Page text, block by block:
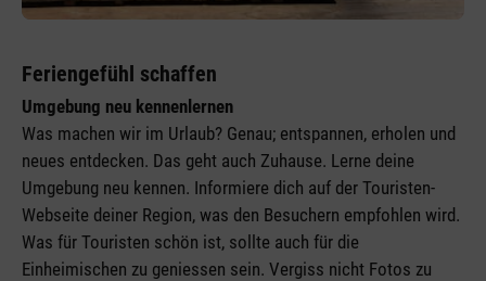
Feriengefühl schaffen
Umgebung neu kennenlernen
Was machen wir im Urlaub? Genau; entspannen, erholen und
neues entdecken. Das geht auch Zuhause. Lerne deine
Umgebung neu kennen. Informiere dich auf der Touristen-
Webseite deiner Region, was den Besuchern empfohlen wird.
Was für Touristen schön ist, sollte auch für die
Einheimischen zu geniessen sein. Vergiss nicht Fotos zu